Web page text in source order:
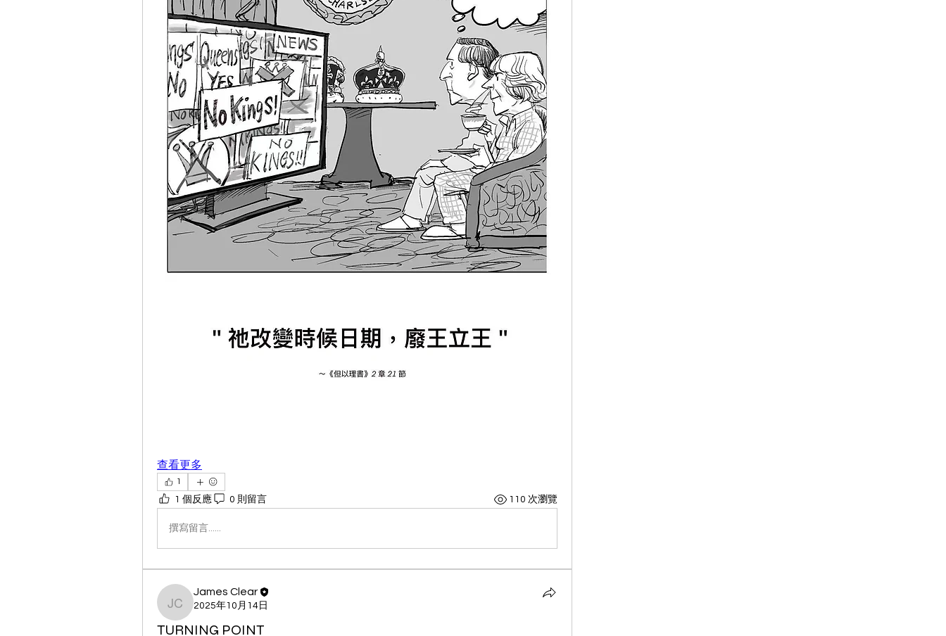
查看更多
1
1 個反應 0 則留言 110 次瀏覽
撰寫留言......
James Clear
James Clear
2025年10月14日
TURNING POINT